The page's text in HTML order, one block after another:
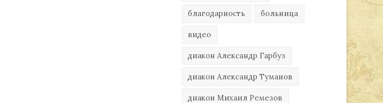
благодарность больница
видео
диакон Александр Гарбуз
диакон Александр Туманов
диакон Михаил Ремезов